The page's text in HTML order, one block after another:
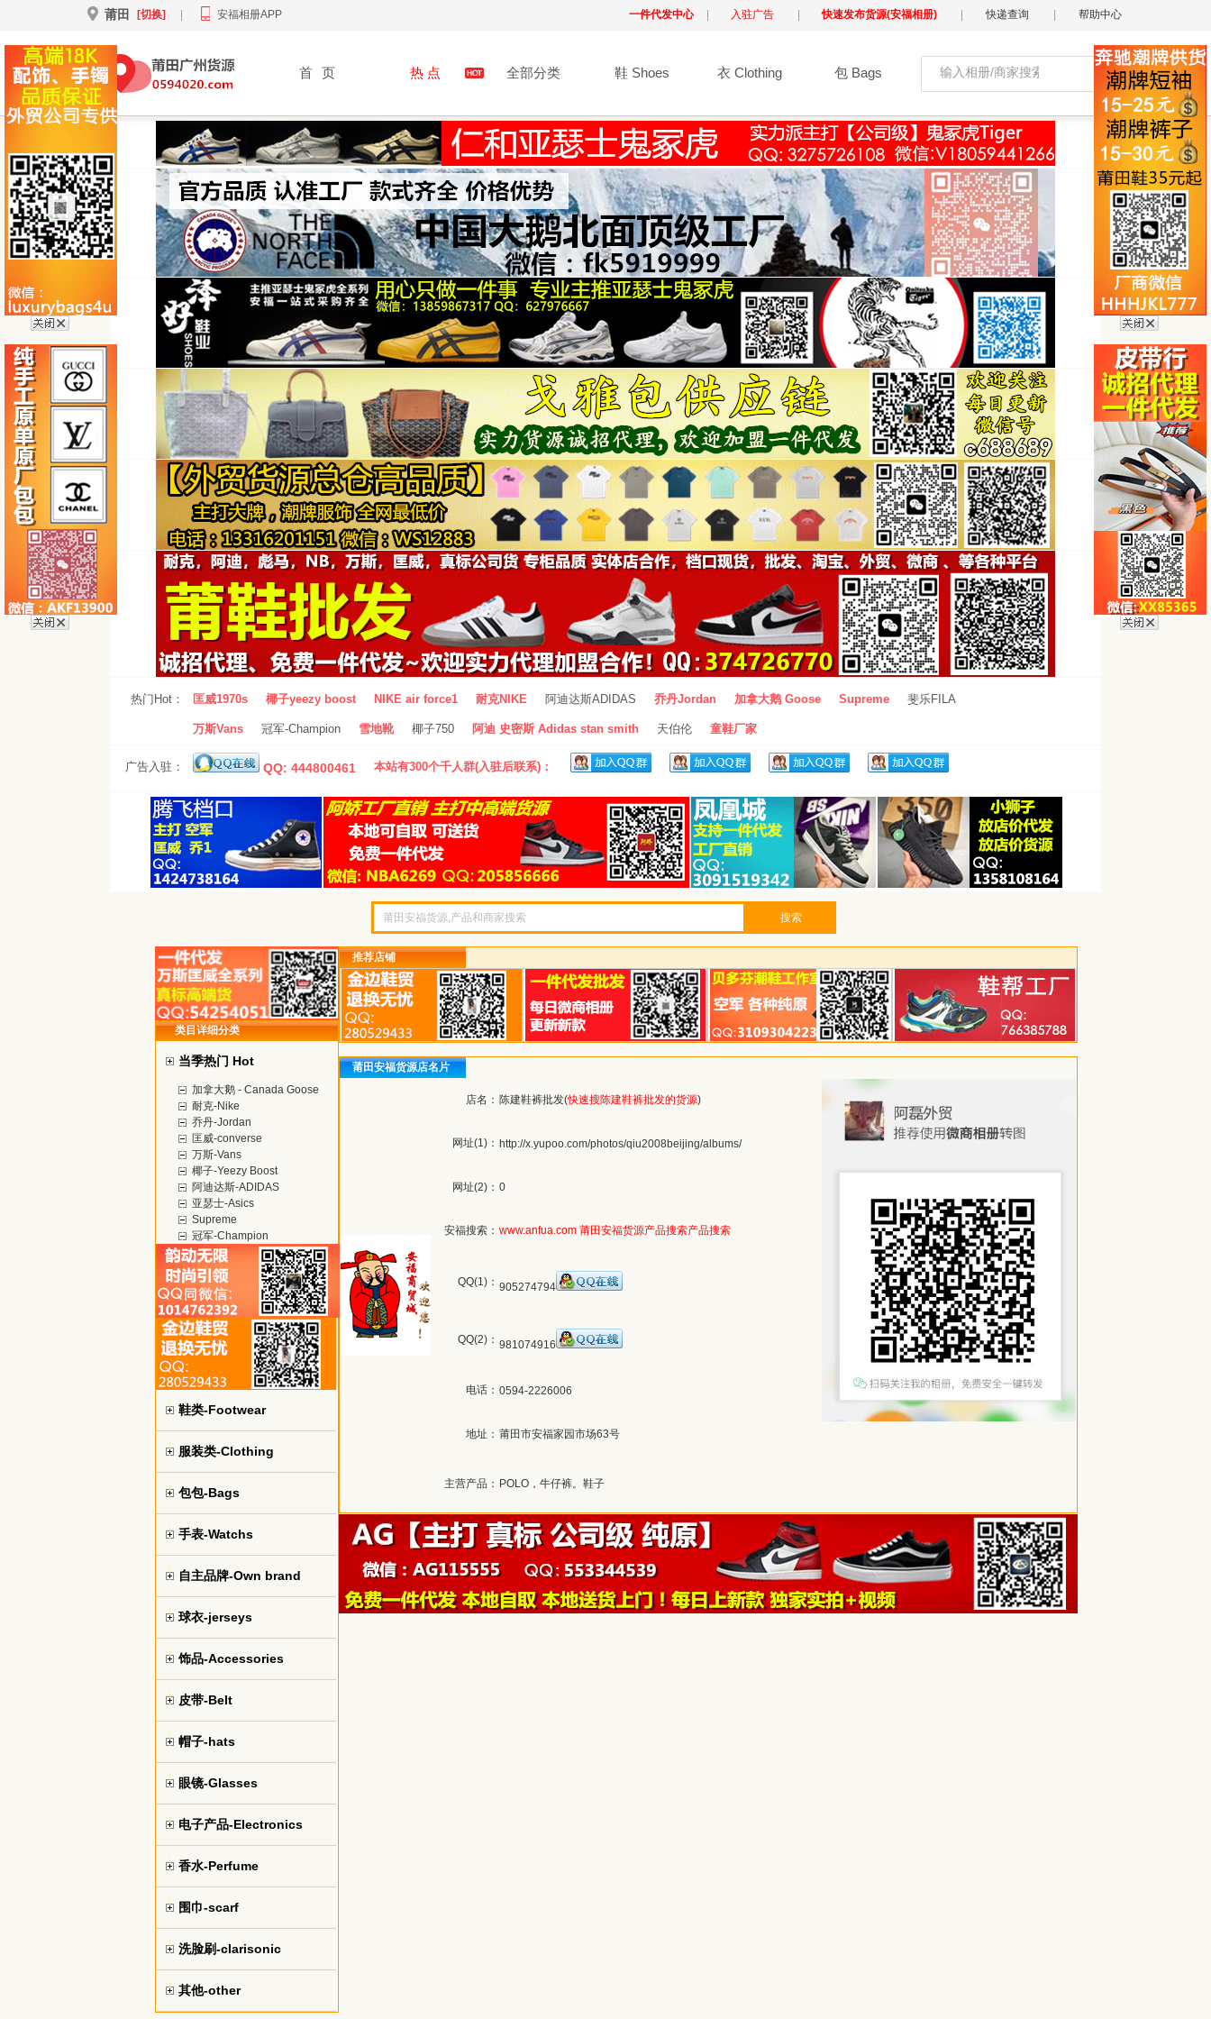
莆田 [切换] 安福相册APP 快速发布货源(安福相册) 快递查询 帮助中心
一件代发中心 入驻广告
首 页 热 点 全部分类 鞋 Shoes 衣 Clothing 包 Bags
热门Hot： 匡威1970s 椰子yeezy boost NIKE air force1 耐克NIKE 阿迪达斯ADIDAS 乔丹Jordan 加拿大鹅 Goose Supreme 斐乐FILA
万斯Vans 冠军-Champion 雪地靴 椰子750 阿迪 史密斯 Adidas stan smith 天伯伦 童鞋厂家
广告入驻： QQ: 444800461 本站有300个千人群(入驻后联系)：
搜索
类目详细分类
当季热门 Hot
加拿大鹅 - Canada Goose
耐克-Nike
乔丹-Jordan
匡威-converse
万斯-Vans
椰子-Yeezy Boost
阿迪达斯-ADIDAS
亚瑟士-Asics
Supreme
冠军-Champion
鞋类-Footwear
服装类-Clothing
包包-Bags
手表-Watchs
自主品牌-Own brand
球衣-jerseys
饰品-Accessories
皮带-Belt
帽子-hats
眼镜-Glasses
电子产品-Electronics
香水-Perfume
围巾-scarf
洗脸刷-clarisonic
其他-other
推荐店铺
莆田安福货源店名片
店名： 陈建鞋裤批发(快速搜陈建鞋裤批发的货源)
网址(1)： http://x.yupoo.com/photos/qiu2008beijing/albums/
网址(2)： 0
安福搜索： www.anfua.com 莆田安福货源产品搜索产品搜索
QQ(1)： 905274794
QQ(2)： 981074916
电话： 0594-2226006
地址： 莆田市安福家园市场63号
主营产品： POLO，牛仔裤。鞋子